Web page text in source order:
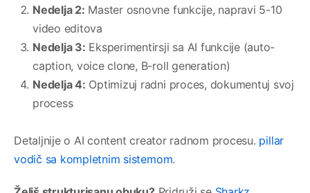
Nedelja 2: Master osnovne funkcije, napravi 5-10
video editova
Nedelja 3: Eksperimentirsji sa AI funkcije (auto-
caption, voice clone, B-roll generation)
Nedelja 4: Optimizuj radni proces, dokumentuj svoj
process
Detaljnije o AI content creator radnom procesu. pillar
vodič sa kompletnim sistemom.